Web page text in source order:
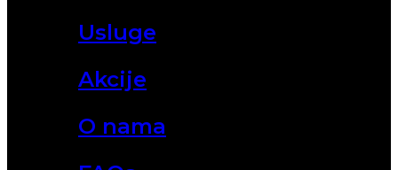
Usluge
Akcije
O nama